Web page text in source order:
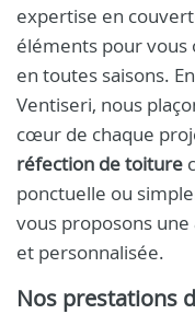
expertise en
éléments pour
en toutes saisons.
Ventiseri, nous
cœur de chaque
réfection de toiture
ponctuelle ou
vous proposons
et personnalisée.
Nos prestations